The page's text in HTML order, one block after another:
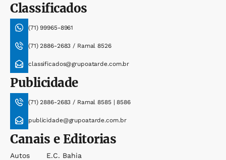
Classificados
(71) 99965-8961
(71) 2886-2683 / Ramal 8526
classificados@grupoatarde.com.br
Publicidade
(71) 2886-2683 / Ramal 8585 | 8586
publicidade@grupoatarde.com.br
Canais e Editorias
Autos
E.c. Bahia